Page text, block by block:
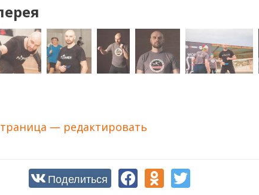
— редактировать
Поделиться